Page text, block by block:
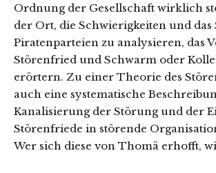
Ordnung der Gesellschaft wirklich
der Ort, die Schwierigkeiten und
Piratenparteien zu analysieren, das
Störenfried und Schwarm oder
erörtern. Zu einer Theorie des
auch eine systematische
Kanalisierung der Störung und der
Störenfriede in störende
Wer sich diese von Thomä erhofft,